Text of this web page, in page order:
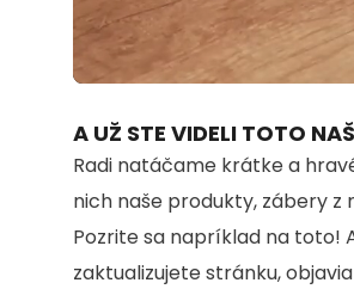
Unmute Loaded
100.00%
A UŽ STE VIDELI TOTO
Radi natáčame krátke a
nich naše produkty, zábery z
Pozrite sa napríklad na toto!
zaktualizujete stránku,